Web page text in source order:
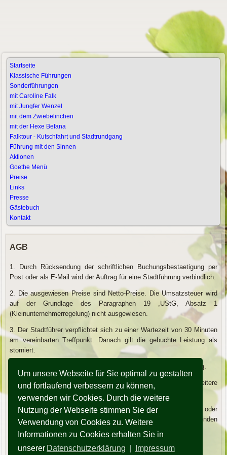
Um unsere Webseite für Sie optimal zu gestalten
und fortlaufend verbessern zu können,
verwenden wir Cookies. Durch die weitere
Nutzung der Webseite stimmen Sie der
Verwendung von Cookies zu. Weitere
Informationen zu Cookies erhalten Sie in
unserer Datenschutzerklärung Impressum
Startseite
Klassische Führungen
Sonderführungen
mit Caroline Falk
mit Jungfer Wenzel
mit dem Zwiebelinchen
mit der Hexe Befana
Falktour - Kutschfahrt und Stadtrundgang
Führung mit den Sinnen
Aktionen
Goethe Menü
Preise
Links
Presse
Gästebuch
Kontakt
AGB
1. Durch Rücksendung der schriftlichen Buchungsbestaetigung per
Post oder als E-Mail wird der Auftrag für eine Stadtführung verbindlich.
2. Die ausgewiesen Preise sind Netto-Preise. Die Umsatzsteuer wird
auf der Grundlage des Paragraphen 19 ,UStG, Absatz 1
(Kleinunternehmerregelung) nicht ausgewiesen.
3. Der Stadtführer verpflichtet sich zu einer Wartezeit von 30 Minuten
am vereinbarten Treffpunkt. Danach gilt die gebuchte Leistung als
storniert.
4. Die Bezahlung der erbrachten Leistung erfolgt durch Barzahlung.
5. Bei einer Teilnehmerzahl über 25 Personen werden weitere
lizenzierte Stadtführer hinzugezogen.
6. Werden Leistungen von Drittanbietern z.B. Kutschfahrten oder
Übernachtungen vermittelt gelten die AGB's der entsprechenden
Anbieter.
7. Recht / Gerichtsstand ist Weimar / Thüringen.